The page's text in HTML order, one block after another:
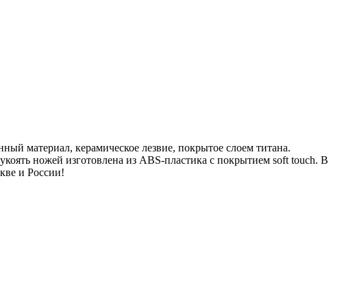
материал, керамическое лезвие, покрытое слоем титана.
ножей изготовлена из ABS-пластика с покрытием soft touch. В
и России!